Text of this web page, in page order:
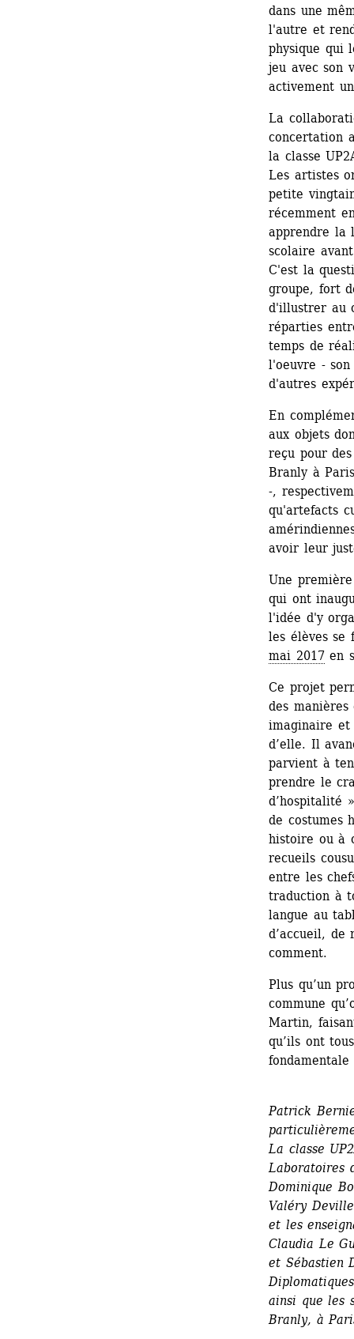
dans une
l'autre et
physique qui
jeu avec son
activement
La
concertation
la classe
Les artistes
petite
récemment
apprendre la
scolaire
C'est la
groupe, fort
d'illustrer au
réparties
temps de
l'oeuvre -
d'autres
En
aux objets
reçu pour
Branly à
-,
qu'artefacts
avoir leur
Une
qui ont
l'idée d'y
les élèves se
mai 2017en
Ce projet
des
imaginaire et
d’elle. Il
parvient à
prendre le
d’hospitalité
de costumes
histoire ou à
recueils
entre les
traduction à
langue au
d’accueil,
comment.
Plus qu’un
commune
Martin,
qu’ils ont
Patrick
La classe
Laboratoires
Dominique
Valéry
et les
Claudia Le
et Sébastien
Diplomatiques
ainsi que les
Branly, à